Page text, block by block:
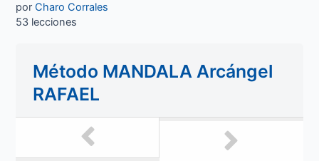
porCharo Corrales
53 lecciones
Método MANDALA Arcángel
RAFAEL